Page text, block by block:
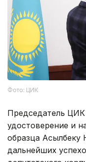
Фото: ЦИК
Председатель
удостоверение и
образца Асылбеку
дальнейших